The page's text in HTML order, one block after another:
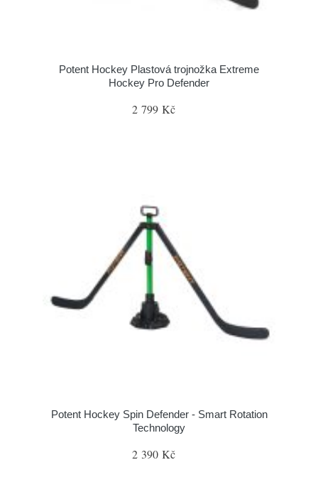
Potent Hockey Plastová trojnožka Extreme
Hockey Pro Defender
2 799 Kč
Potent Hockey Spin Defender - Smart Rotation
Technology
2 390 Kč